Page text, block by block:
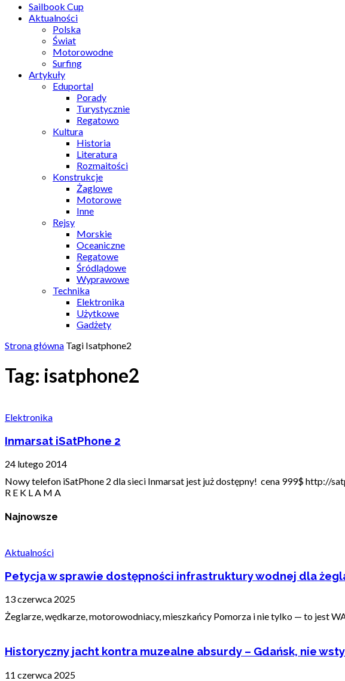
Sailbook Cup
Aktualności
Polska
Świat
Motorowodne
Surfing
Artykuły
Eduportal
Porady
Turystycznie
Regatowo
Kultura
Historia
Literatura
Rozmaitości
Konstrukcje
Żaglowe
Motorowe
Inne
Rejsy
Morskie
Oceaniczne
Regatowe
Śródlądowe
Wyprawowe
Technika
Elektronika
Użytkowe
Gadżety
Strona główna Tagi Isatphone2
Tag: isatphone2
Elektronika
Inmarsat iSatPhone 2
24 lutego 2014
Nowy telefon iSatPhone 2 dla sieci Inmarsat jest już dostępny! cena 999$
R E K L A M A
Najnowsze
Aktualności
Petycja w sprawie dostępności infrastruktury wodnej dla
13 czerwca 2025
Żeglarze, wędkarze, motorowodniacy, mieszkańcy Pomorza i nie tylko — to jest
Historyczny jacht kontra muzealne absurdy – Gdańsk, nie
11 czerwca 2025